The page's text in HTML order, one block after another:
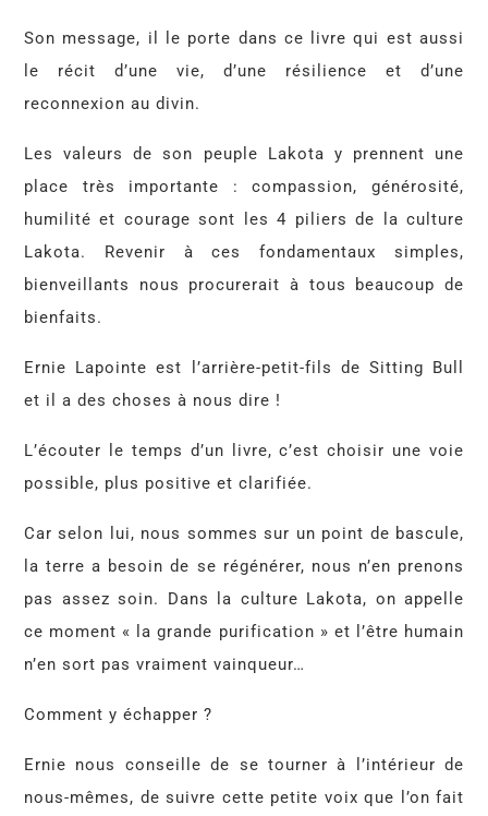
Son message, il le porte dans ce livre qui est aussi
le récit d’une vie, d’une résilience et d’une
reconnexion au divin.
Les valeurs de son peuple Lakota y prennent une
place très importante : compassion, générosité,
humilité et courage sont les 4 piliers de la culture
Lakota. Revenir à ces fondamentaux simples,
bienveillants nous procurerait à tous beaucoup de
bienfaits.
Ernie Lapointe est l’arrière-petit-fils de Sitting Bull
et il a des choses à nous dire !
L’écouter le temps d’un livre, c’est choisir une voie
possible, plus positive et clarifiée.
Car selon lui, nous sommes sur un point de bascule,
la terre a besoin de se régénérer, nous n’en prenons
pas assez soin. Dans la culture Lakota, on appelle
ce moment « la grande purification » et l’être humain
n’en sort pas vraiment vainqueur…
Comment y échapper ?
Ernie nous conseille de se tourner à l’intérieur de
nous-mêmes, de suivre cette petite voix que l’on fait